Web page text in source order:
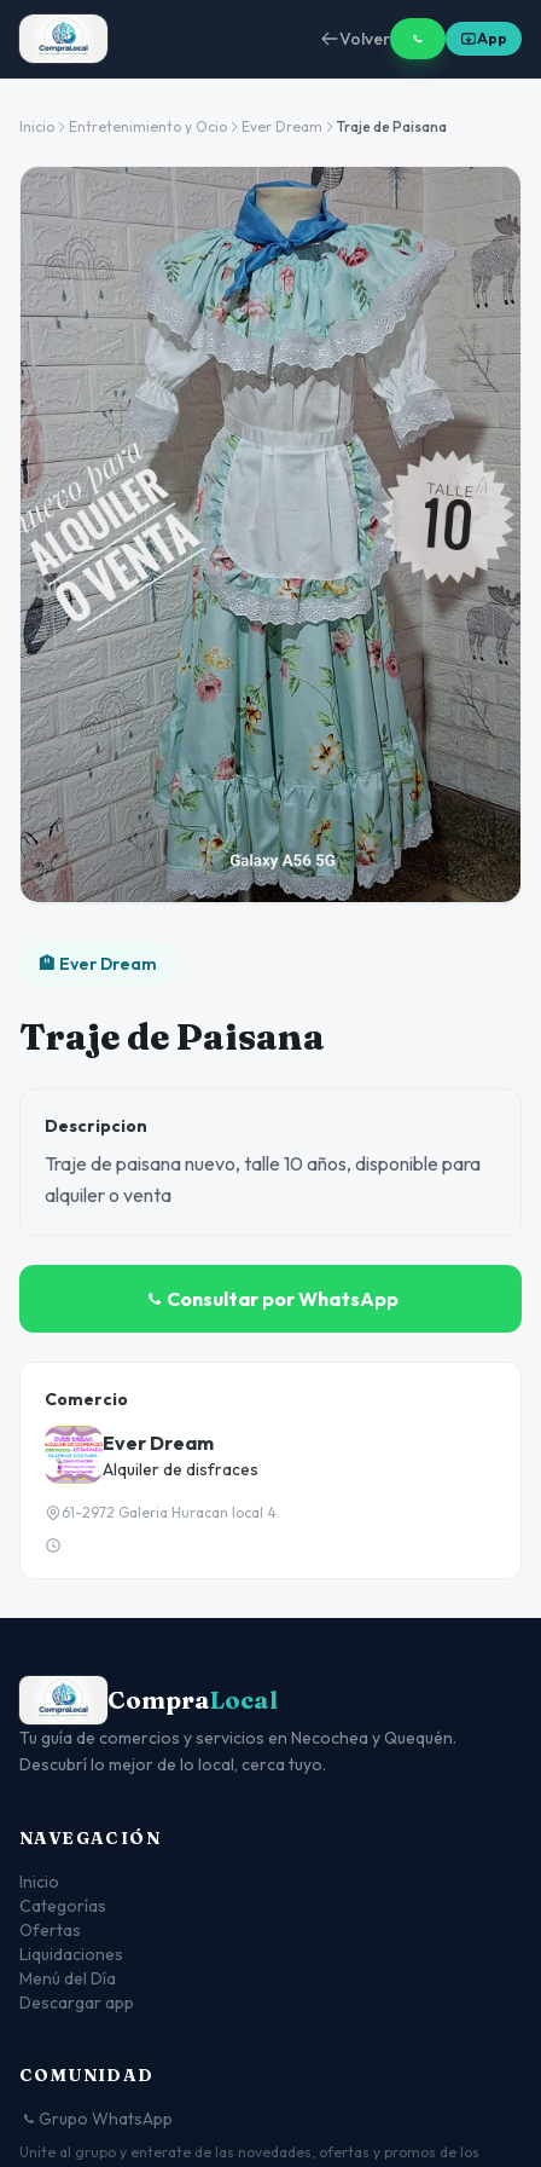
Volver App
Inicio Entretenimiento y Ocio Ever Dream Traje de Paisana
🏨 Ever Dream
Traje de Paisana
Descripcion
Traje de paisana nuevo, talle 10 años, disponible para
alquiler o venta
Consultar por WhatsApp
Comercio
Ever Dream
Alquiler de disfraces
61-2972 Galeria Huracan local 4
CompraLocal
Tu guía de comercios y servicios en Necochea y Quequén.
Descubrí lo mejor de lo local, cerca tuyo.
NAVEGACIÓN
Inicio
Categorías
Ofertas
Liquidaciones
Menú del Día
Descargar app
COMUNIDAD
Grupo WhatsApp
Unite al grupo y enterate de las novedades, ofertas y promos de los